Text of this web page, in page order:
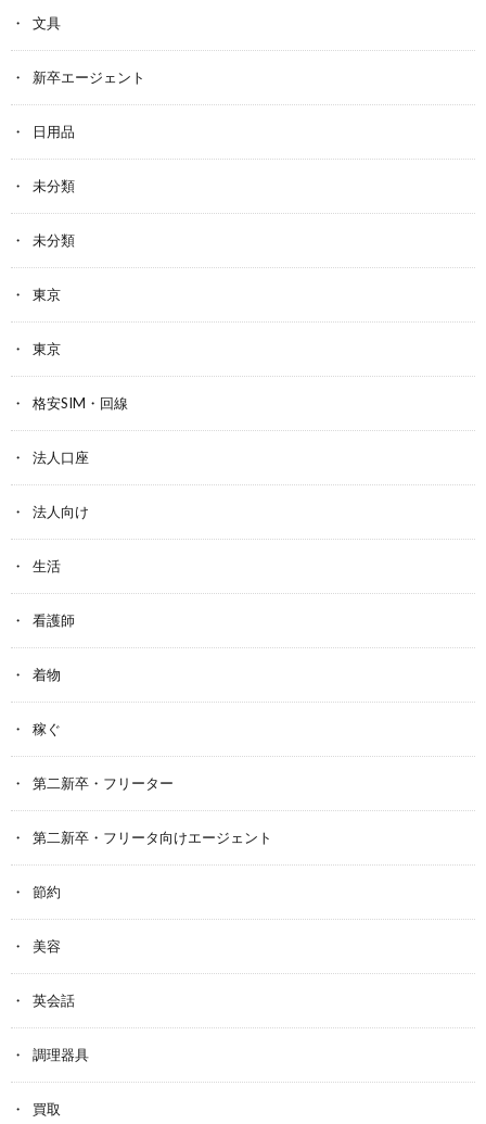
文具
新卒エージェント
日用品
未分類
未分類
東京
東京
格安SIM・回線
法人口座
法人向け
生活
看護師
着物
稼ぐ
第二新卒・フリーター
第二新卒・フリータ向けエージェント
節約
美容
英会話
調理器具
買取